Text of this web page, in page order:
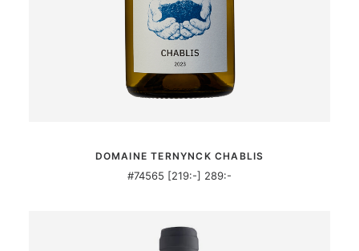
DOMAINE TERNYNCK CHABLIS
#74565 [219:-] 289:-